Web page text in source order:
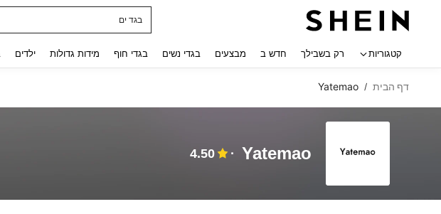
בגד ים
קטגוריות רק בשבילך חדש ב מבצעים בגדי נשים בגדי חוף מידות גדולות ילדים
דף הבית /
Yatemao
Yatemao
4.50